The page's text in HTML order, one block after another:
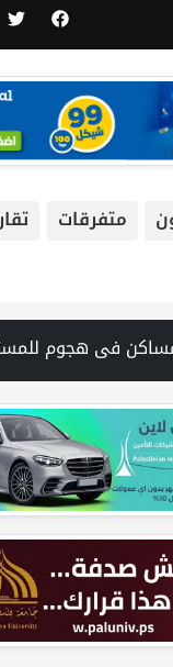
متفرقات
مخطط استيطاني جديد لتوسيع "جيلو"